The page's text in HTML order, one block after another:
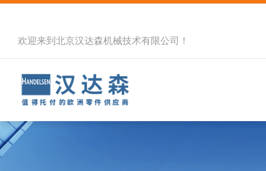
欢迎来到北京汉达森机械技术有限公司！